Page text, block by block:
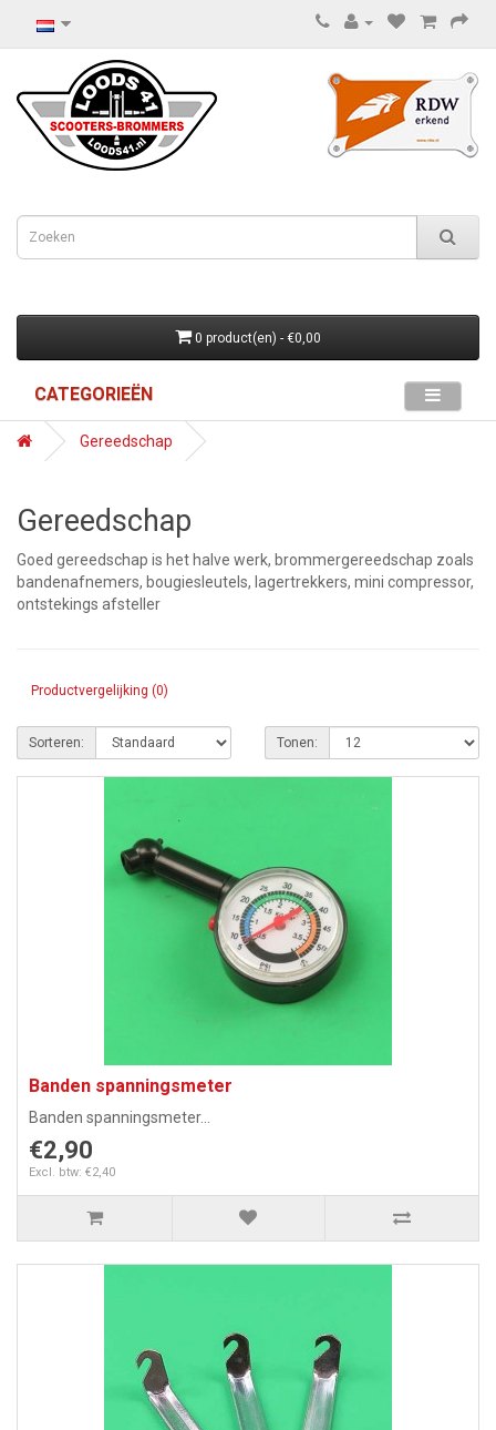
0 product(en) - €0,00
CATEGORIEËN
Gereedschap
Gereedschap
Goed gereedschap is het halve werk, brommergereedschap zoals
bandenafnemers, bougiesleutels, lagertrekkers, mini compressor,
ontstekings afsteller
Productvergelijking (0)
Sorteren: Tonen:
Banden spanningsmeter
Banden spanningsmeter...
€2,90
Excl. btw: €2,40